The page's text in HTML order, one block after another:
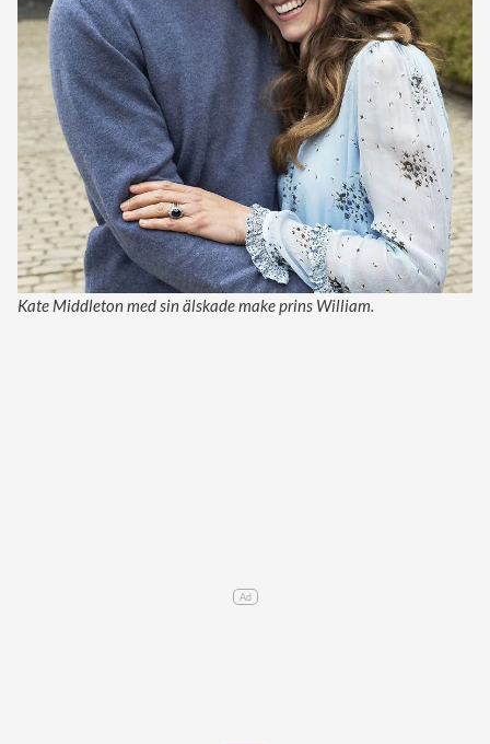
Kate Middleton med sin älskade make prins William.
Ad